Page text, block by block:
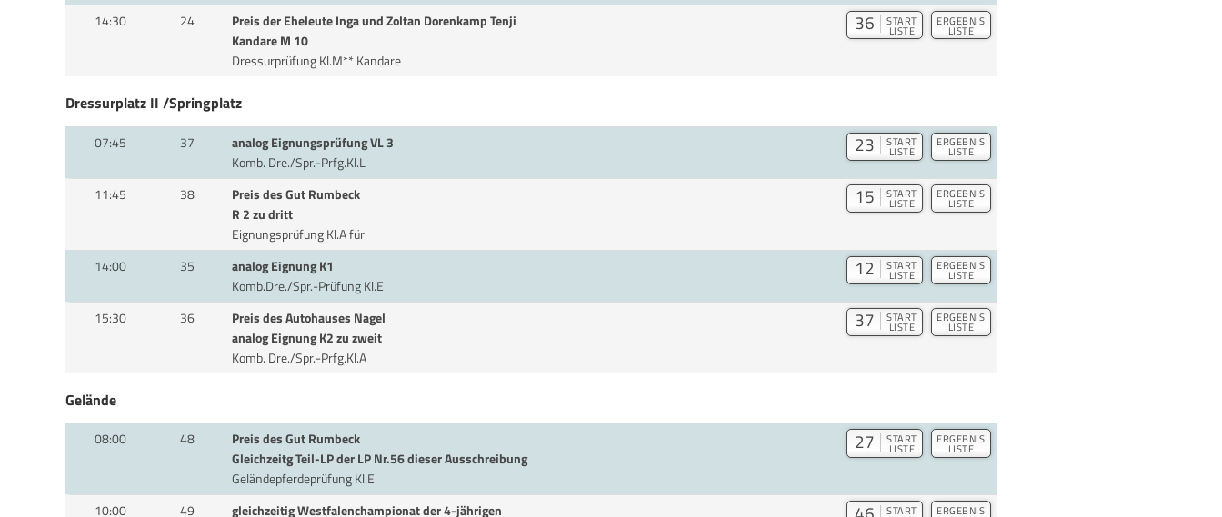
14:30 24
Preis der Eheleute Inga und Zoltan Dorenkamp Tenji
Kandare M 10
Dressurprüfung Kl.M** Kandare
36 START
LISTE
ERGEBNIS
LISTE
Dressurplatz II /Springplatz
07:45 37
analog Eignungsprüfung VL 3
Komb. Dre./Spr.-Prfg.Kl.L
23 START
LISTE
ERGEBNIS
LISTE
11:45 38
Preis des Gut Rumbeck
R 2 zu dritt
Eignungsprüfung Kl.A für
15 START
LISTE
ERGEBNIS
LISTE
14:00 35
analog Eignung K1
Komb.Dre./Spr.-Prüfung Kl.E
12 START
LISTE
ERGEBNIS
LISTE
15:30 36
Preis des Autohauses Nagel
analog Eignung K2 zu zweit
Komb. Dre./Spr.-Prfg.Kl.A
37 START
LISTE
ERGEBNIS
LISTE
Gelände
08:00 48
Preis des Gut Rumbeck
Gleichzeitg Teil-LP der LP Nr.56 dieser Ausschreibung
Geländepferdeprüfung Kl.E
27 START
LISTE
ERGEBNIS
LISTE
10:00 49
gleichzeitig Westfalenchampionat der 4-jährigen
START ERGEBNIS